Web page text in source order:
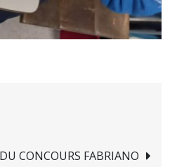
CONCOURS FABRIANO